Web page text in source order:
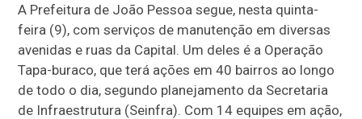
A Prefeitura de João Pessoa segue, nesta quinta-
feira (9), com serviços de manutenção em diversas
avenidas e ruas da Capital. Um deles é a Operação
Tapa-buraco, que terá ações em 40 bairros ao longo
de todo o dia, segundo planejamento da Secretaria
de Infraestrutura (Seinfra). Com 14 equipes em ação,